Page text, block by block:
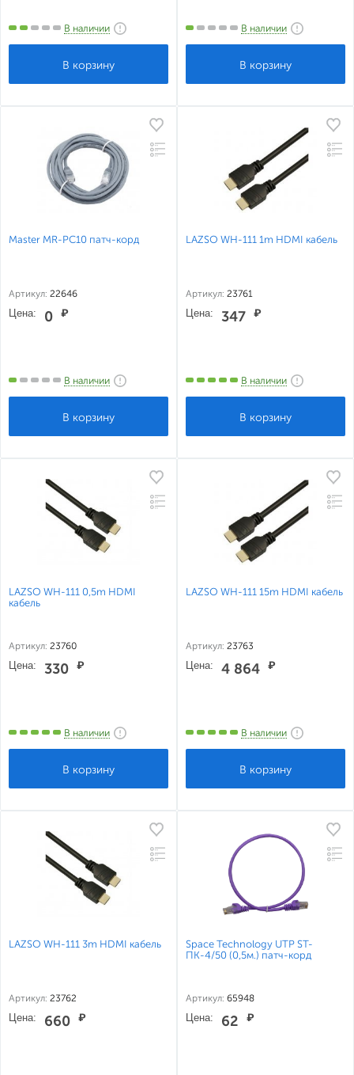
В наличии В наличии
Master MR-PC10 патч-корд
Артикул: 22646
Цена: 0 ₽
В наличии
LAZSO WH-111 1m HDMI кабель
Артикул: 23761
Цена: 347 ₽
В наличии
LAZSO WH-111 0,5m HDMI
кабель
Артикул: 23760
Цена: 330 ₽
В наличии
LAZSO WH-111 15m HDMI кабель
Артикул: 23763
Цена: 4 864 ₽
В наличии
LAZSO WH-111 3m HDMI кабель
Артикул: 23762
Цена: 660 ₽
Space Technology UTP ST-
ПК-4/50 (0,5м.) патч-корд
Артикул: 65948
Цена: 62 ₽